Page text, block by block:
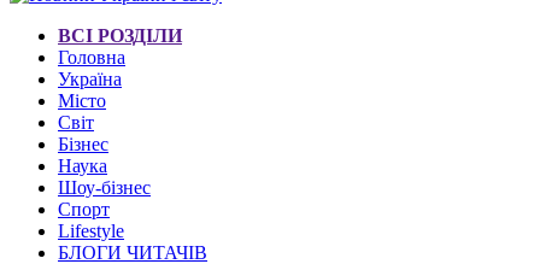
ВСІ РОЗДІЛИ
Головна
Україна
Місто
Світ
Бізнес
Наука
Шоу-бізнес
Спорт
Lifestyle
БЛОГИ ЧИТАЧІВ